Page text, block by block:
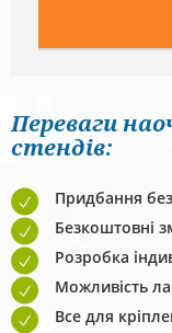
Переваги
стендів:
Придбання
Безкоштовні
Розробка
Можливість
Все для